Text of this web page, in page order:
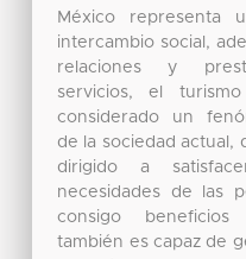
México representa
intercambio social,
relaciones y
servicios, el
considerado un
de la sociedad actual,
dirigido a
necesidades de las
consigo beneficios
también es capaz de